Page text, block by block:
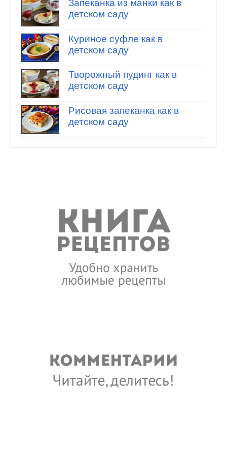
Запеканка из манки как в
детском саду
Куриное суфле как в
детском саду
Творожный пудинг как в
детском саду
Рисовая запеканка как в
детском саду